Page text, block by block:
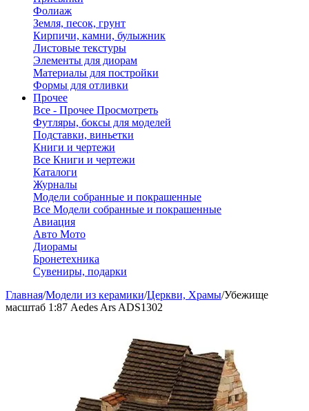
Фолиаж
Земля, песок, грунт
Кирпичи, камни, булыжник
Листовые текстуры
Элементы для диорам
Материалы для постройки
Формы для отливки
Прочее
Все - Прочее Просмотреть
Футляры, боксы для моделей
Подставки, виньетки
Книги и чертежи
Все Книги и чертежи
Каталоги
Журналы
Модели собранные и покрашенные
Все Модели собранные и покрашенные
Авиация
Авто Мото
Диорамы
Бронетехника
Сувениры, подарки
Главная/Модели из керамики/Церкви, Храмы/Убежище
масштаб 1:87 Aedes Ars ADS1302